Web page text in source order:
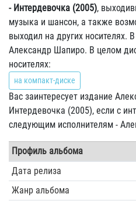
- Интердевочка (2005),
музыка и шансон, а также
выходил на других носителях.
Александр Шапиро. В целом
носителях:
на компакт-диске
Вас заинтересует издание
Интердевочка (2005), если с
следующим исполнителям -
Профиль альбома
Дата релиза
Жанр альбома